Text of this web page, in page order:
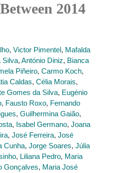
2014
, Victor Pimentel, Mafalda
Silva, António Diniz, Bianca
Piñeiro, Carmo Koch,
Caldas, Célia Morais,
Gomes da Silva, Eugénio
, Fausto Roxo, Fernando
, Guilhermina Gaião,
, Isabel Germano, Joana
, José Ferreira, José
Cunha, Jorge Soares, Júlia
, Liliana Pedro, Maria
Gonçalves, Maria José